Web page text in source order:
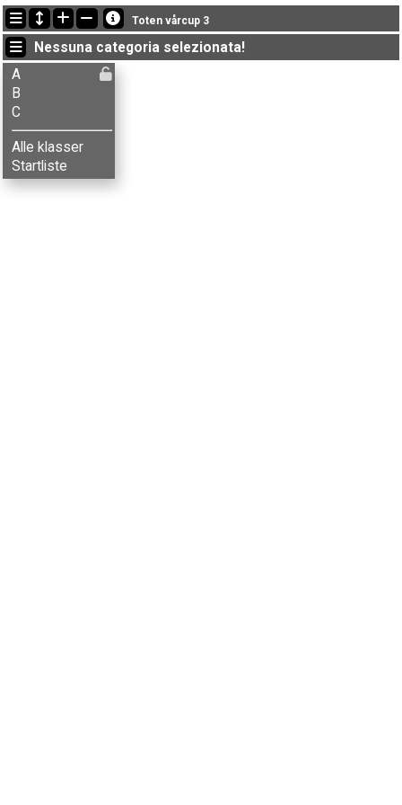
Ultimi aggiornamenti
19:04:25: Bjørn-Harald Thirud (A) è arrivato con il tempo: 53:45 (18)
19:04:04: Kristine S. Flaskerud (A) è arrivato con il tempo: 31:42 (6)
19:01:05: Kristin H. Bekkelund (A) got new status: SQ
Toten vårcup 3
Nessuna categoria selezionata!
A
B
C
Alle klasser
Startliste